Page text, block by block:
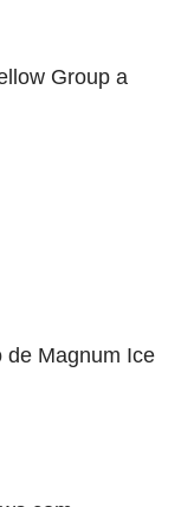
Group a
de Magnum Ice